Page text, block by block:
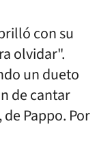
con su
olvidar".
un dueto
de cantar
Pappo. Por